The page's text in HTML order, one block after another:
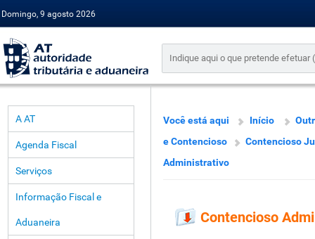
Domingo, 9 agosto 2026
A AT
Agenda Fiscal
Serviços
Informação Fiscal e
Aduaneira
Você está aqui Início
e Contencioso
Contencioso
Administrativo
Contencioso